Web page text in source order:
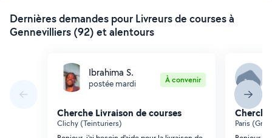
Dernières demandes pour Livreurs de courses à
Gennevilliers (92) et alentours
Ibrahima S.
postée mardi À convenir
Cherche Livraison de courses
Clichy (Teinturiers)
Paris